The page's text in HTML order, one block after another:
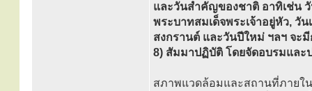
และวันสำคัญของชาติ อาทิเช่น
พระบาทสมเด็จพระเจ้าอยู่หัว, วั
สงกรานต์ และวันปีใหม่ ฯลฯ จ
8) สัมมาปฏิบัติ โดยจัดอบรมและ
สภาพแวดล้อมและสถานที่ภายใน